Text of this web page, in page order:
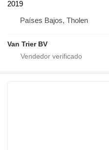
2019
Países Bajos, Tholen
Van Trier BV